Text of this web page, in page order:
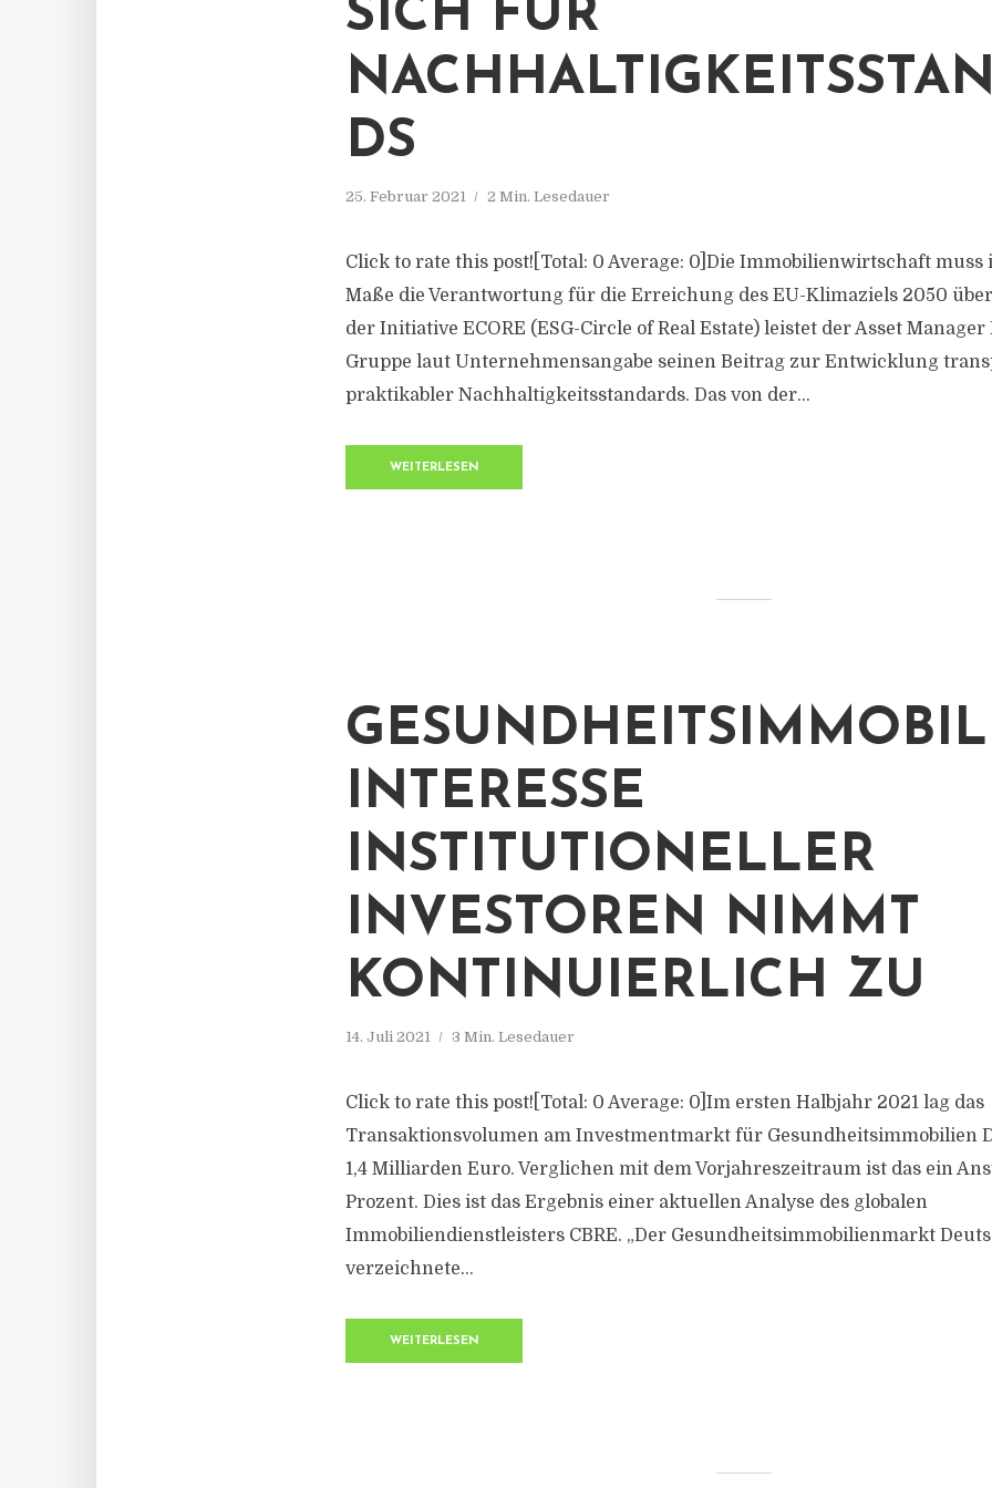
SICH FÜR
DS
25. Februar 2021 2 Min. Lesedauer
Click to rate this post![Total: 0 Average: 0]Die Immobilienwirtschaft muss
Maße die Verantwortung für die Erreichung des EU-Klimaziels 2050
der Initiative ECORE (ESG-Circle of Real Estate) leistet der Asset
Gruppe laut Unternehmensangabe seinen Beitrag zur Entwicklung
praktikabler Nachhaltigkeitsstandards. Das von der...
WEITERLESEN
INTERESSE
INSTITUTIONELLER
INVESTOREN NIMMT
KONTINUIERLICH ZU
14. Juli 2021 3 Min. Lesedauer
Click to rate this post![Total: 0 Average: 0]Im ersten Halbjahr 2021 lag das
Transaktionsvolumen am Investmentmarkt für Gesundheitsimmobilien
1,4 Milliarden Euro. Verglichen mit dem Vorjahreszeitraum ist das ein
Prozent. Dies ist das Ergebnis einer aktuellen Analyse des globalen
Immobiliendienstleisters CBRE. „Der Gesundheitsimmobilienmarkt
verzeichnete...
WEITERLESEN